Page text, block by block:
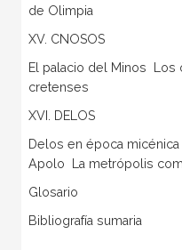
de Olimpia
XV. CNOSOS
El palacio del Minos 
cretenses
XVI. DELOS
Delos en época micénica
Apolo  La metrópolis
Glosario
Bibliografía sumaria